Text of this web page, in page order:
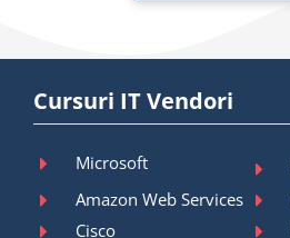
Cursuri IT Vendori
Microsoft
Amazon Web Services
Cisco